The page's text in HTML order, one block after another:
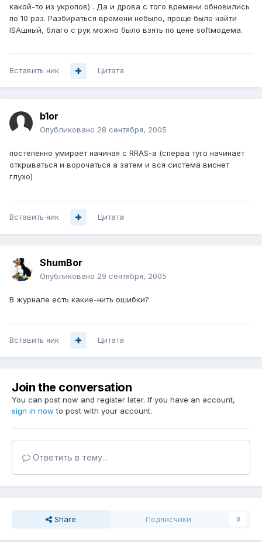
какой-то из укропов) . Да и дрова с того времени обновились
по 10 раз. Разбираться времени небыло, проще было найти
ISAшный, благо с рук можно было взять по цене softмодема.
Вставить ник Цитата
b1or
Опубликовано 28 сентября, 2005
постепенно умирает начиная с RRAS-а (сперва туго начинает
открываться и ворочаться а затем и вся система виснет
глухо)
Вставить ник Цитата
ShumBor
Опубликовано 29 сентября, 2005
В журнале есть какие-нить ошибки?
Вставить ник Цитата
Join the conversation
You can post now and register later. If you have an account,
sign in now to post with your account.
Ответить в тему...
Share Подписчики 0